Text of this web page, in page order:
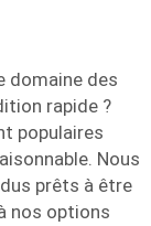
domaine des
rapide ?
populaires
Nous
prêts à être
nos options